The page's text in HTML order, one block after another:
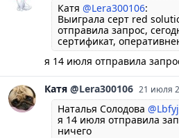
Катя @Lera300106:
Выиграла серт red
отправила запрос,
сертификат,
я 14 июля отправила
Катя @Lera300106 21 июля
Наталья Солодова
я 14 июля отправила
ничего